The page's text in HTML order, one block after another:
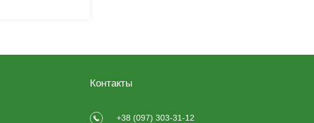
Контакты
+38 (097) 303-31-12